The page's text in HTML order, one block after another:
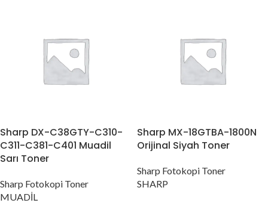
Sharp DX-C38GTY-C310-
C311-C381-C401 Muadil
Sarı Toner
Sharp Fotokopi Toner
MUADİL
Sharp MX-18GTBA-1800N
Orijinal Siyah Toner
Sharp Fotokopi Toner
SHARP